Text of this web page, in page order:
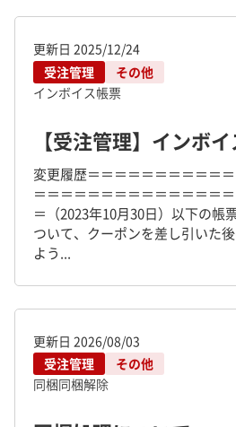
更新日 2025/12/24
受注管理
その他
インボイス帳票
変更履歴＝＝＝＝＝＝＝＝＝＝
＝＝＝＝＝＝＝＝＝＝＝＝＝＝
＝（2023年10月30日）以下の帳
ついて、クーポンを差し引いた
よう...
更新日 2026/08/03
受注管理
その他
同梱同梱解除